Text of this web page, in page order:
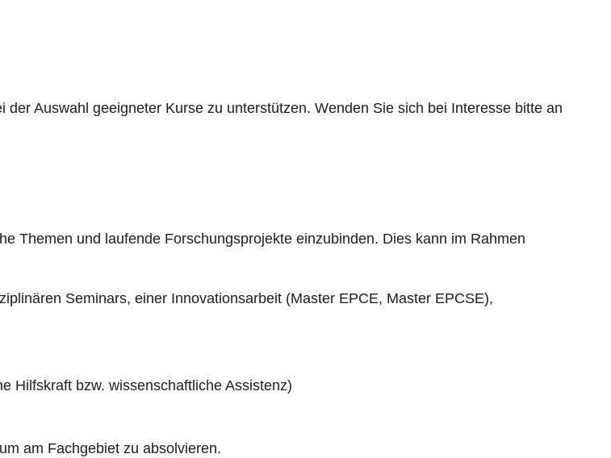
Auswahl geeigneter Kurse zu unterstützen. Wenden Sie sich bei Interesse bitte an
Themen und laufende Forschungsprojekte einzubinden. Dies kann im Rahmen
Seminars, einer Innovationsarbeit (Master EPCE, Master EPCSE),
Hilfskraft bzw. wissenschaftliche Assistenz)
am Fachgebiet zu absolvieren.